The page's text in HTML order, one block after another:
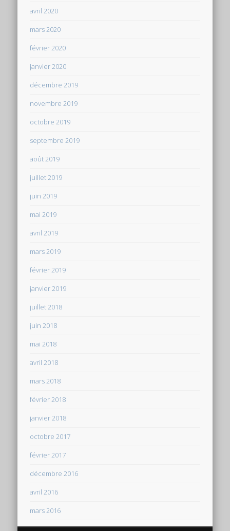
avril 2020
mars 2020
février 2020
janvier 2020
décembre 2019
novembre 2019
octobre 2019
septembre 2019
août 2019
juillet 2019
juin 2019
mai 2019
avril 2019
mars 2019
février 2019
janvier 2019
juillet 2018
juin 2018
mai 2018
avril 2018
mars 2018
février 2018
janvier 2018
octobre 2017
février 2017
décembre 2016
avril 2016
mars 2016